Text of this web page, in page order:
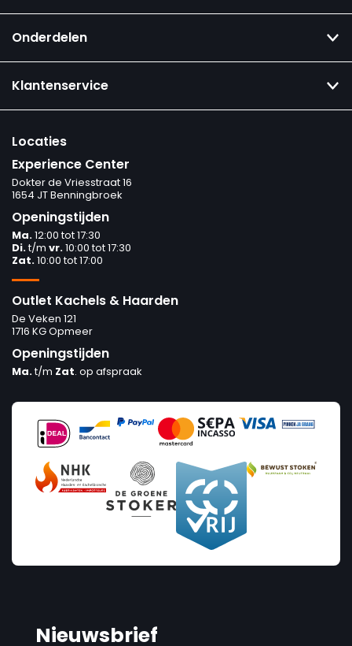
Onderdelen
Klantenservice
Locaties
Experience Center
Dokter de Vriesstraat 16
1654 JT Benningbroek
Openingstijden
Ma.12:00 tot 17:30
Di.t/m vr.10:00 tot 17:30
Zat.10:00 tot 17:00
Outlet Kachels & Haarden
De Veken 121
1716 KG Opmeer
Openingstijden
Ma.t/m Zat. op afspraak
Nieuwsbrief